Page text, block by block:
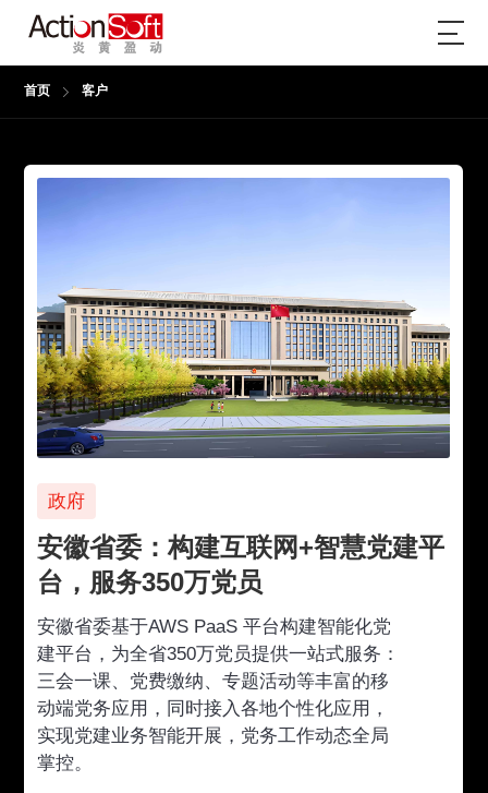
首页 客户
政府
安徽省委：构建互联网+智慧党建平
台，服务350万党员
安徽省委基于AWS PaaS 平台构建智能化党
建平台，为全省350万党员提供一站式服务：
三会一课、党费缴纳、专题活动等丰富的移
动端党务应用，同时接入各地个性化应用，
实现党建业务智能开展，党务工作动态全局
掌控。